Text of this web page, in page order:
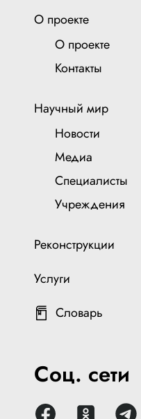
О проекте
О проекте
Контакты
Научный мир
Новости
Медиа
Специалисты
Учреждения
Реконструкции
Услуги
Словарь
Соц. сети